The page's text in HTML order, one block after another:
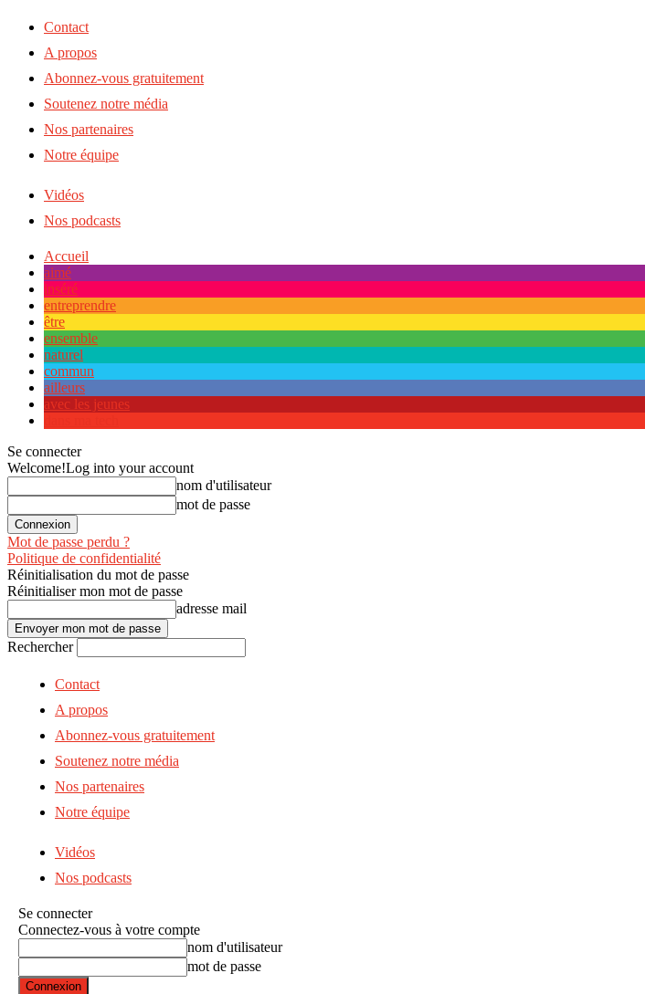
Contact
A propos
Abonnez-vous gratuitement
Soutenez notre média
Nos partenaires
Notre équipe
Vidéos
Nos podcasts
Accueil
aimé
inséré
entreprendre
être
ensemble
naturel
commun
ailleurs
avec les jeunes
Se connecter
Welcome!Log into your account
nom d'utilisateur
mot de passe
Mot de passe perdu ?
Politique de confidentialité
Réinitialisation du mot de passe
Réinitialiser mon mot de passe
adresse mail
Rechercher
Contact
A propos
Abonnez-vous gratuitement
Soutenez notre média
Nos partenaires
Notre équipe
Vidéos
Nos podcasts
Se connecter
Connectez-vous à votre compte
nom d'utilisateur
mot de passe